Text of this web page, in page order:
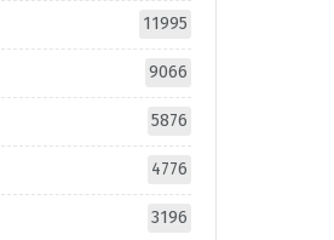
11995
9066
5876
4776
3196